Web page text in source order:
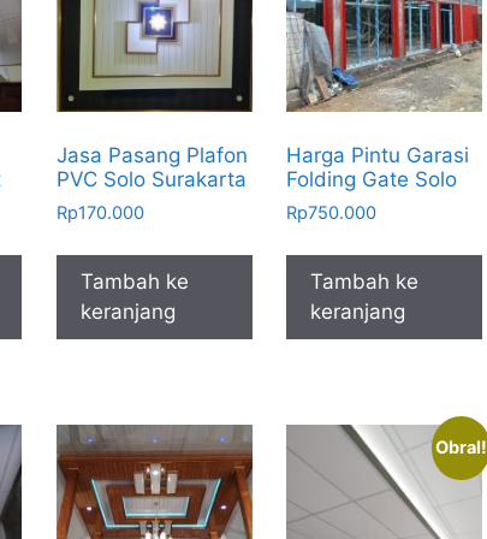
Jasa Pasang Plafon
PVC Solo Surakarta
Rp170.000
Tambah ke
keranjang
Harga Pintu Garasi
Folding Gate Solo
Rp750.000
Tambah ke
keranjang
Obral!